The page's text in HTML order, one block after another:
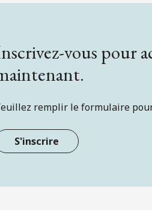
vous pour
remplir le formulaire
S'inscrire